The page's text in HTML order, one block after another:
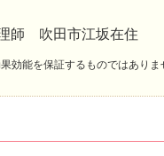
吹田市江坂在住
効能を保証するものではありま